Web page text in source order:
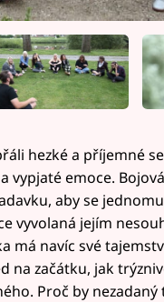
hezké a příjemné
vypjaté emoce.
aby se
vyvolaná jejím
má navíc své
na začátku, jak
Proč by